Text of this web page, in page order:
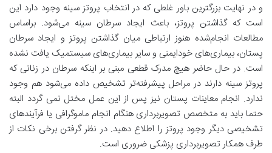
و در نهایت بزرگترین باور غلطی که در انتخاب پروتز سینه وجود دارد این
است که گذاشتن پروتز، باعث ایجاد سرطان سینه می‌شود. براساس
مطالعات انجام‌شده هنوز ارتباطی میان گذاشتن پروتز و ایجاد سرطان
پستان، بیماری‌های خود‌ایمنی و سایر بیماری‌های سیستمیک یافت نشده
است. در حال حاضر هیچ مدرک قطعی مبنی بر اینکه سرطان در زنانی که
پروتز سینه دارند در مراحل پیشرفته‌تر تشخیص داده می‌شود هم وجود
ندارد. انجام معاینات پستان نیز پس از این عمل مختل نمی گردد البته
حتما باید به متخصص تصویربرداری هنگام انجام ماموگرافی یا فرآیندهای
تشخیصی دیگر وجود پروتز را اطلاع دهید. در نظر گرفتن برخی نکات از
طرف همکار تصویربرداری پزشکی ضروری است.